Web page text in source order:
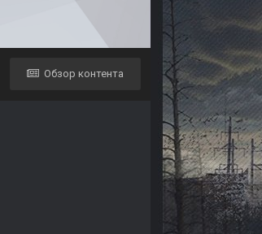
Обзор контента